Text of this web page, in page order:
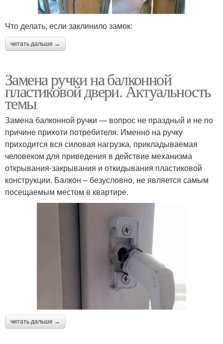
Что делать, если заклинило замок:
читать дальше →
Замена ручки на балконной
пластиковой двери. Актуальность
темы
Замена балконной ручки — вопрос не праздный и не по
причине прихоти потребителя. Именно на ручку
приходится вся силовая нагрузка, прикладываемая
человеком для приведения в действие механизма
открывания-закрывания и откидывания пластиковой
конструкции. Балкон – безусловно, не является самым
посещаемым местом в квартире.
читать дальше →